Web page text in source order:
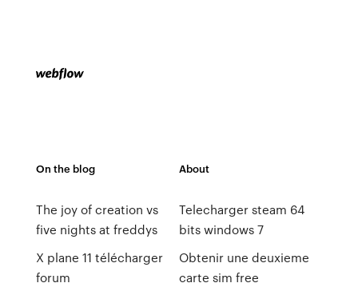
On the blog
The joy of creation vs
five nights at freddys
X plane 11 télécharger
forum
About
Telecharger steam 64
bits windows 7
Obtenir une deuxieme
carte sim free